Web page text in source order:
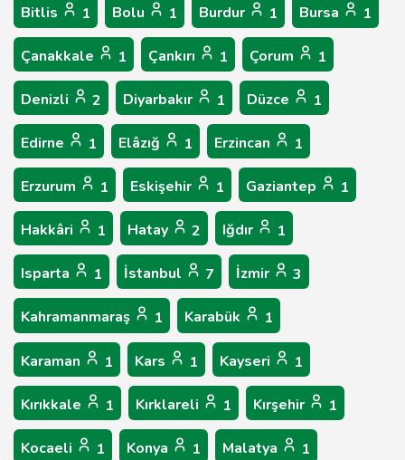
Bitlis 1 Bolu 1 Burdur 1 Bursa 1
Çanakkale 1 Çankırı 1 Çorum 1
Denizli 2 Diyarbakır 1 Düzce 1
Edirne 1 Elâzığ 1 Erzincan 1
Erzurum 1 Eskişehir 1 Gaziantep 1
Hakkâri 1 Hatay 2 Iğdır 1
Isparta 1 İstanbul 7 İzmir 3
Kahramanmaraş 1 Karabük 1
Karaman 1 Kars 1 Kayseri 1
Kırıkkale 1 Kırklareli 1 Kırşehir 1
Kocaeli 1 Konya 1 Malatya 1